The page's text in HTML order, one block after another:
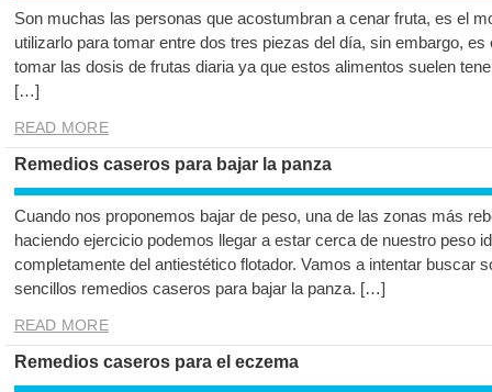
Son muchas las personas que acostumbran a cenar fruta, es el
utilizarlo para tomar entre dos tres piezas del día, sin embargo,
tomar las dosis de frutas diaria ya que estos alimentos suelen
[…]
READ MORE
Remedios caseros para bajar la panza
Cuando nos proponemos bajar de peso, una de las zonas más
haciendo ejercicio podemos llegar a estar cerca de nuestro peso
completamente del antiestético flotador. Vamos a intentar buscar
sencillos remedios caseros para bajar la panza. […]
READ MORE
Remedios caseros para el eczema